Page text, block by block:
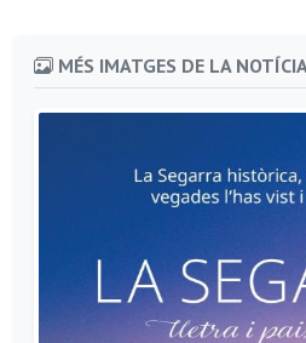
MÉS IMATGES DE LA